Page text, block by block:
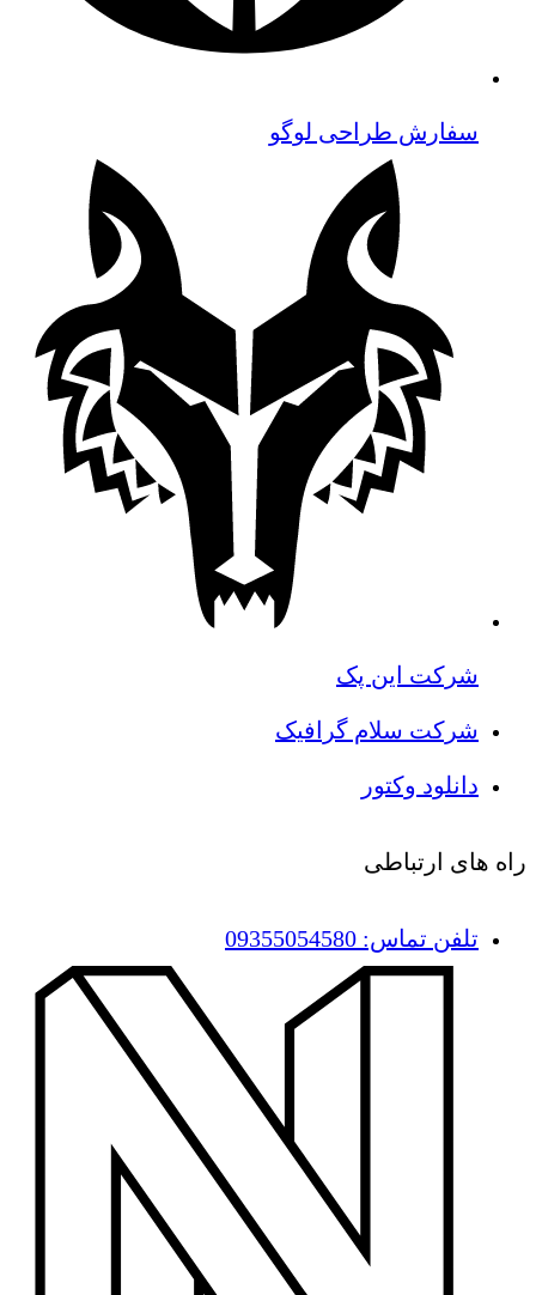
سفارش طراحی لوگو
شرکت این پک
شرکت سلام گرافیک
دانلود وکتور
راه های ارتباطی
تلفن تماس: 09355054580